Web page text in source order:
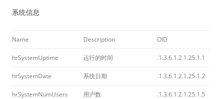
系统信息
Name Description OID
hrSystemUptime 运行的时间 .1.3.6.1.2.1.25.1.1
hrSystemDate 系统日期 .1.3.6.1.2.1.25.1.2
hrSystemNumUsers 用户数 .1.3.6.1.2.1.25.1.5